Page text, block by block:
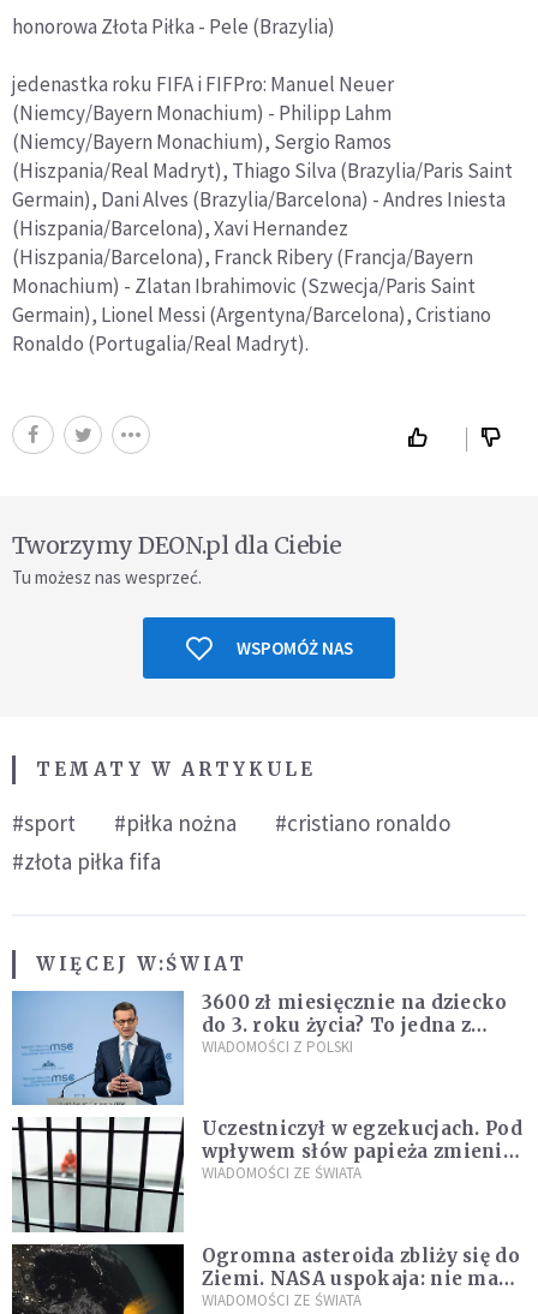
honorowa Złota Piłka - Pele (Brazylia)
jedenastka roku FIFA i FIFPro: Manuel Neuer
(Niemcy/Bayern Monachium) - Philipp Lahm
(Niemcy/Bayern Monachium), Sergio Ramos
(Hiszpania/Real Madryt), Thiago Silva (Brazylia/Paris Saint
Germain), Dani Alves (Brazylia/Barcelona) - Andres Iniesta
(Hiszpania/Barcelona), Xavi Hernandez
(Hiszpania/Barcelona), Franck Ribery (Francja/Bayern
Monachium) - Zlatan Ibrahimovic (Szwecja/Paris Saint
Germain), Lionel Messi (Argentyna/Barcelona), Cristiano
Ronaldo (Portugalia/Real Madryt).
Tworzymy DEON.pl dla Ciebie
Tu możesz nas wesprzeć.
WSPOMÓŻ NAS
TEMATY W ARTYKULE
#sport #piłka nożna
#cristiano ronaldo
#złota piłka fifa
WIĘCEJ W:ŚWIAT
3600 zł miesięcznie na dziecko
do 3. roku życia? To jedna z
propozycji programu "Rozwój
WIADOMOŚCI Z POLSKI
Uczestniczył w egzekucjach. Pod
wpływem słów papieża zmienił
zdanie
WIADOMOŚCI ZE ŚWIATA
Ogromna asteroida zbliży się do
Ziemi. NASA uspokaja: nie ma
zagrożenia
WIADOMOŚCI ZE ŚWIATA